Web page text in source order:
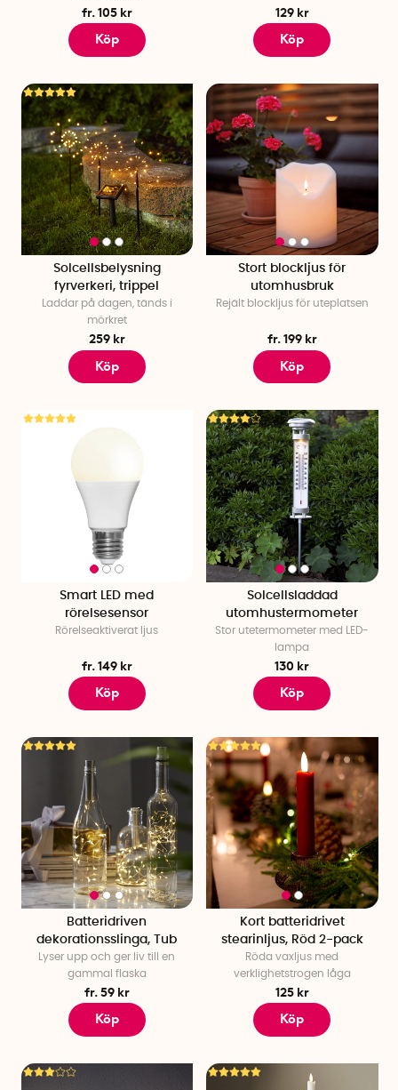
fr. 105 kr
Köp
129 kr
Köp
Solcellsbelysning
fyrverkeri, trippel
Laddar på dagen, tänds i
mörkret
259 kr
Köp
Stort blockljus för
utomhusbruk
Rejält blockljus för uteplatsen
fr. 199 kr
Köp
Smart LED med
rörelsesensor
Rörelseaktiverat ljus
fr. 149 kr
Köp
Solcellsladdad
utomhustermometer
Stor utetermometer med LED-
lampa
130 kr
Köp
Batteridriven
dekorationsslinga, Tub
Lyser upp och ger liv till en
gammal flaska
fr. 59 kr
Köp
Kort batteridrivet
stearinljus, Röd 2-pack
Röda vaxljus med
verklighetstrogen låga
125 kr
Köp